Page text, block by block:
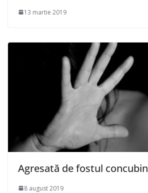
13 martie 2019
Agresată de fostul concubin
8 august 2019